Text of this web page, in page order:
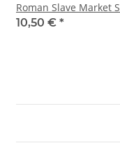
Roman Slave Market
10,50 € *